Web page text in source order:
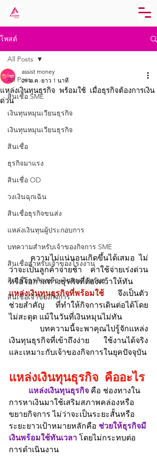
โพสต์
All Posts
สินเชื่อ SME
เงินทุนหมุนเวียนธุรกิจ
เงินทุนหมุนเวียนธุรกิจ
สินเชื่อ
ธุรกิจมาแรง
สินเชื่อ OD
วงเงินฉุกเฉิน
สินเชื่อธุรกิจขนส่ง
แหล่งเงินทุนผู้ประกอบการ
บทความสำหรับเจ้าของกิจการ SME
สินเชื่อสำหรับเจ้าของโรงงาน
สินเชื่อธุรกิจ หรือ เงินทุนสำหรับธุ
สินเชื่อเจ้าของกิจการ
All Posts
แหล่งเงินทุนธุรกิจ พร้อมใช้ เมื่อธุรกิจต้องการเงิน
ด่วน
assist money
29 ม.ค. ยาว 1 นาที
	ความไม่แน่นอนเกิดขึ้นได้เสมอ ไม่
ว่าจะเป็นลูกค้าจ่ายช้า ค่าใช้จ่ายเร่งด่วน
หรือโอกาสทางธุรกิจที่ต้องคว้าให้ทัน
แหล่งเงินทุนธุรกิจที่พร้อมใช้
จึงเป็นตัว
ช่วยสำคัญ ที่ทำให้กิจการเดินต่อได้โดย
ไม่สะดุด แม้ในวันที่เงินหมุนไม่ทัน
เงินทุนธุรกิจที่เข้าถึงง่าย ใช้งานได้จริง
และเหมาะกับเจ้าของกิจการในยุคปัจจุบัน
แหล่งเงินทุนธุรกิจ คืออะไร
	แหล่งเงินทุนธุรกิจ
คือ ช่องทางใน
การหาเงินมาใช้เสริมสภาพคล่องหรือ
ขยายกิจการ ไม่ว่าจะเป็นระยะสั้นหรือ
ระยะยาวเป้าหมายหลักคือ ช่วยให้ธุรกิจมี
เงินพร้อมใช้ทันเวลา โดยไม่กระทบต่อ
การดำเนินงาน